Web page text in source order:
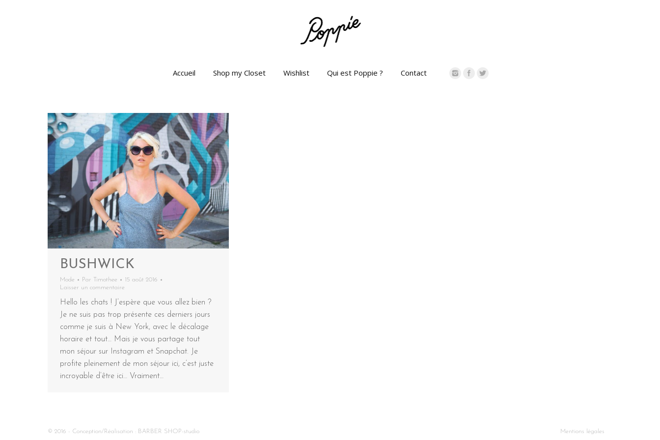
Accueil Shop my Closet Wishlist Qui est Poppie ? Contact
BUSHWICK
Mode Par Timothee
15 août 2016
Laisser un commentaire
Hello les chats ! J’espère que vous allez bien ?
Je ne suis pas trop présente ces derniers jours
comme je suis à New York, avec le décalage
horaire et tout… Mais je vous partage tout
mon séjour sur Instagram et Snapchat. Je
profite pleinement de mon séjour ici, c’est juste
incroyable d’être ici… Vraiment…
© 2016 - Conception/Réalisation : BARBER SHOP-studio Mentions légales